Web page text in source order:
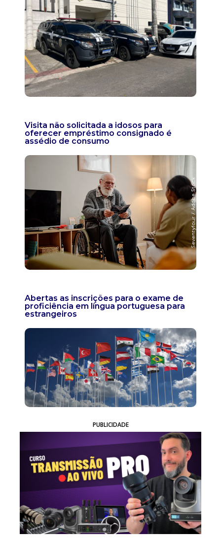
Visita não solicitada a idosos para
oferecer empréstimo consignado é
assédio de consumo
Abertas as inscrições para o exame de
proficiência em língua portuguesa para
estrangeiros
PUBLICIDADE